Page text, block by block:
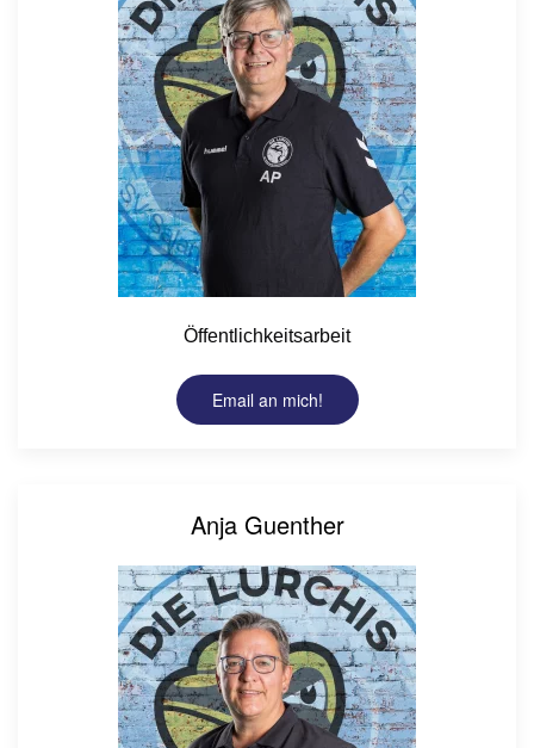
Öffentlichkeitsarbeit
Email an mich!
Anja Guenther